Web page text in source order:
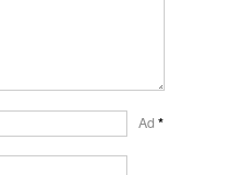
Ad *